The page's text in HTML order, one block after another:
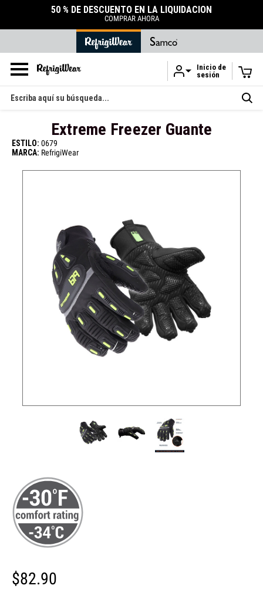
Ir al contenido principal
50 % DE DESCUENTO EN LA LIQUIDACIÓN
COMPRAR AHORA
Inicio de
sesión
Buscar
en
Extreme Freezer Guante
ESTILO: 0679
MARCA: RefrigiWear
$82.90